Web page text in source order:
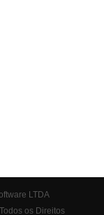
LTDA
os Direitos